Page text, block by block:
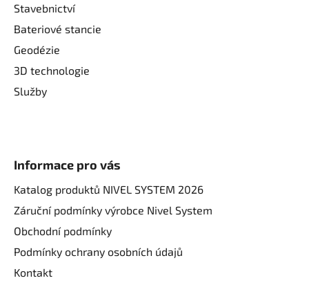
Stavebnictví
Bateriové stancie
Geodézie
3D technologie
Služby
Informace pro vás
Katalog produktů NIVEL SYSTEM 2026
Záruční podmínky výrobce Nivel System
Obchodní podmínky
Podmínky ochrany osobních údajů
Kontakt